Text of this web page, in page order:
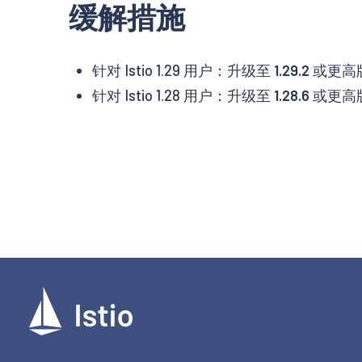
缓解措施
针对 Istio 1.29 用户：升级至 1.29.2 或更高
针对 Istio 1.28 用户：升级至 1.28.6 或更高